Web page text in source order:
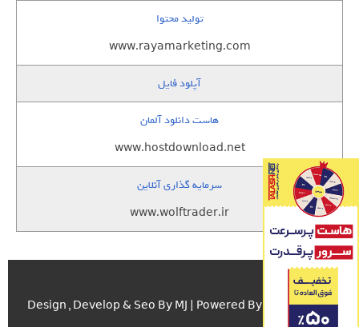
تولید محتوا
www.rayamarketing.com
آپلود فایل
هاست دانلود آلمان
www.hostdownload.net
سرمایه گذاری آنلاین
www.wolftrader.ir
Design , Develop & Seo By MJ | Powered By اسکریپت.com